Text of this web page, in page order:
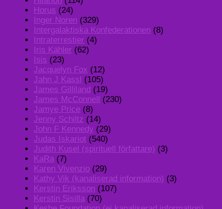
Horus (24)
Inger Noren (329)
Intergalaktiska Konfederationen (8)
Intraterrestier (4)
Iris Kähler (62)
Isis (23)
Jacquelyn Fox (12)
Jahn J Kassl (105)
James Gilliland (19)
James McConnell (230)
Jamye Price (8)
Jenny Schiltz (14)
John F Kennedy (29)
Judas Iskariot (540)
Judith Kusel (spirituell författare) (3)
KaRa (7)
Karen Vivenzio (29)
Kathy Vik (kanaliserad information) (3)
Kerstin Eriksson (107)
Kerstin Sisilla (70)